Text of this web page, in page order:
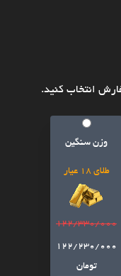
انتخاب کنید.
وزن سنگین
طلای 18 عیار
122/330/000
122/230/000
تومان